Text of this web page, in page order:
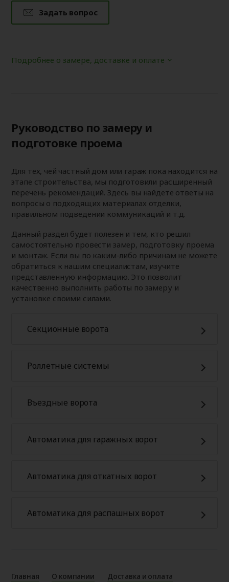
Задать вопрос
Подробнее о замере, доставке и оплате
Руководство по замеру и
подготовке проема
Для тех, чей частный дом или гараж пока находится на
этапе строительства, мы подготовили расширенный
перечень рекомендаций. Здесь вы найдете ответы на
вопросы о подходящих материалах отделки,
правильном подведении коммуникаций и т.д.
Данный раздел будет полезен и тем, кто решил
самостоятельно провести замер, подготовку проема
и монтаж. Если вы по каким-либо причинам не можете
обратиться к нашим специалистам, изучите
представленную информацию. Это позволит
качественно выполнить работы по замеру и
установке своими силами.
Секционные ворота
Роллетные системы
Въездные ворота
Автоматика для гаражных ворот
Автоматика для откатных ворот
Автоматика для распашных ворот
Главная О компании
Доставка и оплата